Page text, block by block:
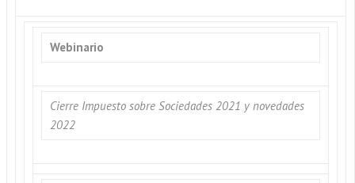
Webinario
Cierre Impuesto sobre Sociedades 2021 y novedades
2022